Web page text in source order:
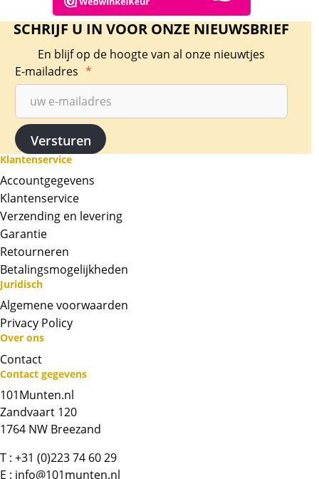
Chat met ons
Whatsapp ons!
SCHRIJF U IN VOOR ONZE NIEUWSBRIEF
En blijf op de hoogte van al onze nieuwtjes
E-mailadres *
Klantenservice
Accountgegevens
Klantenservice
Verzending en levering
Garantie
Retourneren
Betalingsmogelijkheden
Juridisch
Algemene voorwaarden
Privacy Policy
Over ons
Contact
Contact gegevens
101Munten.nl
Zandvaart 120
1764 NW Breezand
T : +31 (0)223 74 60 29
E : info@101munten.nl